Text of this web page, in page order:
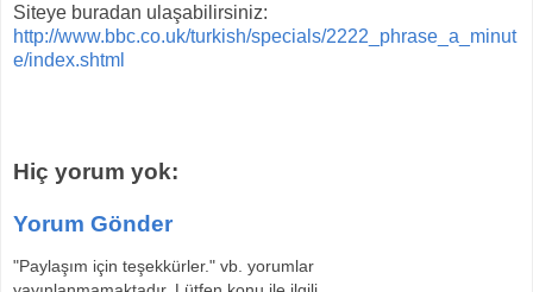
Siteye buradan ulaşabilirsiniz:
http://www.bbc.co.uk/turkish/specials/2222_phrase_a_minut
e/index.shtml
Hiç yorum yok:
Yorum Gönder
"Paylaşım için teşekkürler." vb. yorumlar